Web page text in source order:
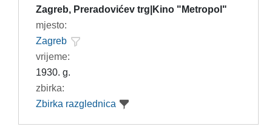
Zagreb, Preradovićev trg|Kino "Metropol"
mjesto:
Zagreb
vrijeme:
1930. g.
zbirka:
Zbirka razglednica